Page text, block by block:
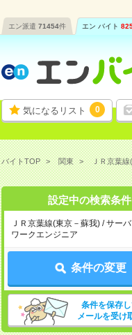
エン派遣 71454件 エン バイト
気になるリスト 0
バイトTOP 関東 ＪＲ京葉線
設定中の検索条件
ＪＲ京葉線(東京－蘇我) / サー
ワークエンジニア
条件の変更
条件を保存
メールを受け